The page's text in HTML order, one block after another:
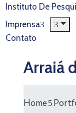
Instituto De
Imprensa
Contato
Arraiá
Home